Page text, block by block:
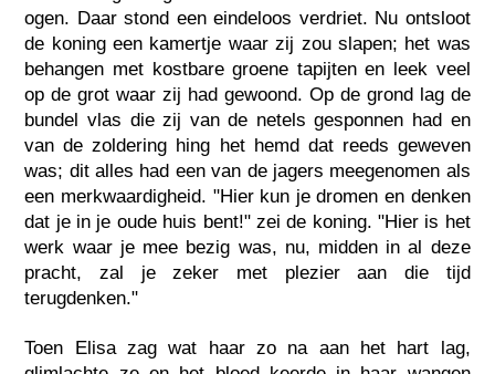
ogen. Daar stond een eindeloos verdriet. Nu ontsloot
de koning een kamertje waar zij zou slapen; het was
behangen met kostbare groene tapijten en leek veel
op de grot waar zij had gewoond. Op de grond lag de
bundel vlas die zij van de netels gesponnen had en
van de zoldering hing het hemd dat reeds geweven
was; dit alles had een van de jagers meegenomen als
een merkwaardigheid. "Hier kun je dromen en denken
dat je in je oude huis bent!" zei de koning. "Hier is het
werk waar je mee bezig was, nu, midden in al deze
pracht, zal je zeker met plezier aan die tijd
terugdenken."
Toen Elisa zag wat haar zo na aan het hart lag,